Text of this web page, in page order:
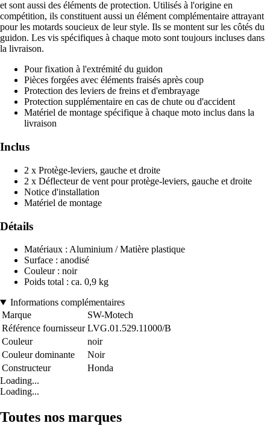
et sont aussi des éléments de protection. Utilisés à l'origine en
compétition, ils constituent aussi un élément complémentaire attrayant
pour les motards soucieux de leur style. Ils se montent sur les côtés du
guidon. Les vis spécifiques à chaque moto sont toujours incluses dans
la livraison.
Pour fixation à l'extrémité du guidon
Pièces forgées avec éléments fraisés après coup
Protection des leviers de freins et d'embrayage
Protection supplémentaire en cas de chute ou d'accident
Matériel de montage spécifique à chaque moto inclus dans la
livraison
Inclus
2 x Protège-leviers, gauche et droite
2 x Déflecteur de vent pour protège-leviers, gauche et droite
Notice d'installation
Matériel de montage
Détails
Matériaux : Aluminium / Matière plastique
Surface : anodisé
Couleur : noir
Poids total : ca. 0,9 kg
Informations complémentaires
Marque
SW-Motech
Référence fournisseur LVG.01.529.11000/B
Couleur
noir
Couleur dominante
Noir
Constructeur
Honda
Loading...
Loading...
Toutes nos marques